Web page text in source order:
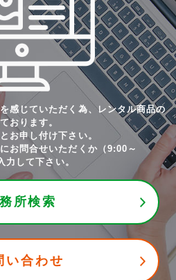
感じていただく為、レンタル商品の
おります。
お申し付け下さい。
お問合せいただくか（9:00～
力して下さい。
所検索
い合わせ